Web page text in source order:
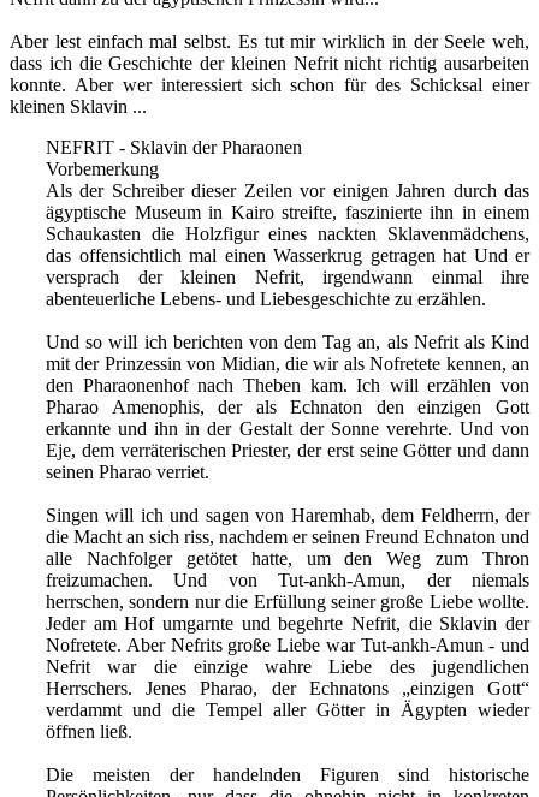
Aber lest einfach mal selbst. Es tut mir wirklich in der Seele weh,
dass ich die Geschichte der kleinen Nefrit nicht richtig ausarbeiten
konnte. Aber wer interessiert sich schon für des Schicksal einer
kleinen Sklavin ...
NEFRIT - Sklavin der Pharaonen
Vorbemerkung
Als der Schreiber dieser Zeilen vor einigen Jahren durch das
ägyptische Museum in Kairo streifte, faszinierte ihn in einem
Schaukasten die Holzfigur eines nackten Sklavenmädchens,
das offensichtlich mal einen Wasserkrug getragen hat Und er
versprach der kleinen Nefrit, irgendwann einmal ihre
abenteuerliche Lebens- und Liebesgeschichte zu erzählen.
Und so will ich berichten von dem Tag an, als Nefrit als Kind
mit der Prinzessin von Midian, die wir als Nofretete kennen, an
den Pharaonenhof nach Theben kam. Ich will erzählen von
Pharao Amenophis, der als Echnaton den einzigen Gott
erkannte und ihn in der Gestalt der Sonne verehrte. Und von
Eje, dem verräterischen Priester, der erst seine Götter und dann
seinen Pharao verriet.
Singen will ich und sagen von Haremhab, dem Feldherrn, der
die Macht an sich riss, nachdem er seinen Freund Echnaton und
alle Nachfolger getötet hatte, um den Weg zum Thron
freizumachen. Und von Tut-ankh-Amun, der niemals
herrschen, sondern nur die Erfüllung seiner große Liebe wollte.
Jeder am Hof umgarnte und begehrte Nefrit, die Sklavin der
Nofretete. Aber Nefrits große Liebe war Tut-ankh-Amun - und
Nefrit war die einzige wahre Liebe des jugendlichen
Herrschers. Jenes Pharao, der Echnatons „einzigen Gott“
verdammt und die Tempel aller Götter in Ägypten wieder
öffnen ließ.
Die meisten der handelnden Figuren sind historische